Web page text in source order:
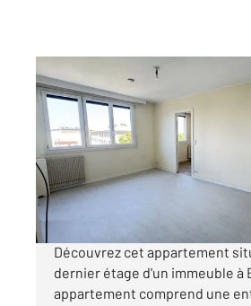
BEZONS 95
38,96 m2, 2 pièces
Ref : 12169
Appartement F2 à vendre
129 000 €
Visiter le site dédié
Découvrez cet appartement
dernier étage d'un immeuble à
appartement comprend une